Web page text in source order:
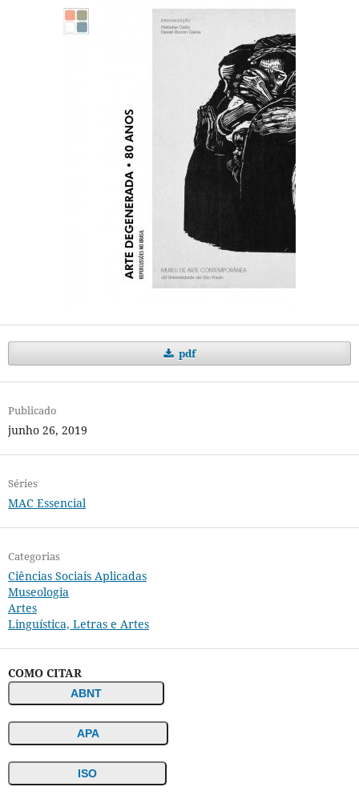
pdf
Publicado
junho 26, 2019
Séries
MAC Essencial
Categorias
Ciências Sociais Aplicadas
Museologia
Artes
Linguística, Letras e Artes
COMO CITAR
ABNT
APA
ISO